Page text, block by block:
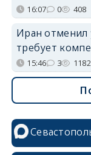
16:07 0 408
Иран отменил
требует
15:46 3 1182